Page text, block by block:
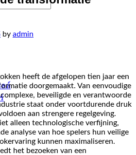
ลล์
by admin
heeft de afgelopen tien jaar een
doorgemaakt. Van eenvoudige
beveiligde en verantwoorde
staat onder voortdurende druk
aan strengere regelgeving.
alleen technologische verfijning,
analyse van hoe spelers hun veilige
kunnen maximaliseren.
het bezoeken van een